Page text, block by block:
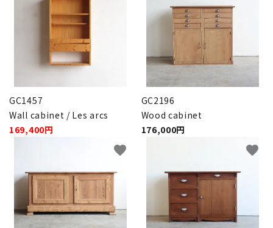
GC1457
Wall cabinet / Les arcs
169,400円
GC2196
Wood cabinet
176,000円
favorite favorite